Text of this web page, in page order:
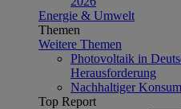
Energie & Umwelt
Themen
Weitere Themen
Photovoltaik in
Herausforderung
Nachhaltiger Konsum
Top Report